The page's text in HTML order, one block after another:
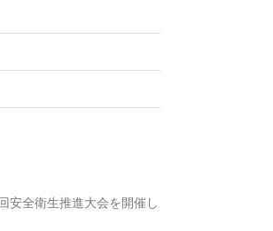
安全衛生推進大会を開催し